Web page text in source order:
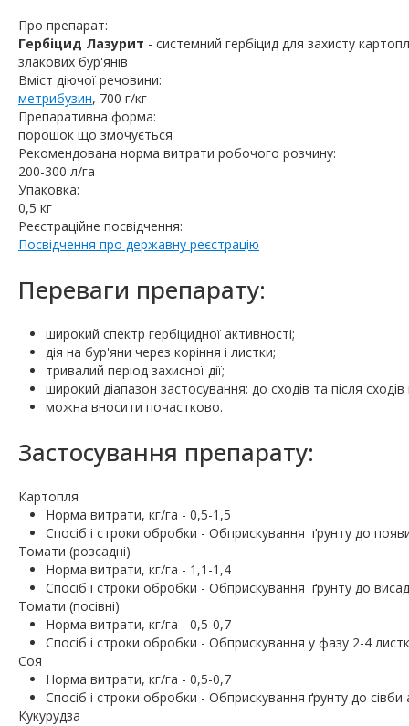
Про препарат:
Гербіцид Лазурит - cистемний гербіцид для захисту
злакових бур'янів
Вміст діючої речовини:
метрибузин, 700 г/кг
Препаративна форма:
порошок що змочується
Рекомендована норма витрати робочого розчину:
200-300 л/га
Упаковка:
0,5 кг
Реєстраційне посвідчення:
Посвідчення про державну реєстрацію
Переваги препарату:
широкий спектр гербіцидної активності;
дія на бур'яни через коріння і листки;
тривалий період захисної дії;
широкий діапазон застосування: до сходів та після сходів
можна вносити почастково.
Застосування препарату:
Картопля
Норма витрати, кг/га - 0,5-1,5
Спосіб і строки обробки - Обприскування ґрунту до
Томати (розсадні)
Норма витрати, кг/га - 1,1-1,4
Спосіб і строки обробки - Обприскування ґрунту до
Томати (посівні)
Норма витрати, кг/га - 0,5-0,7
Спосіб і строки обробки - Обприскування у фазу 2-4
Соя
Норма витрати, кг/га - 0,5-0,7
Спосіб і строки обробки - Обприскування ґрунту до
Кукурудза